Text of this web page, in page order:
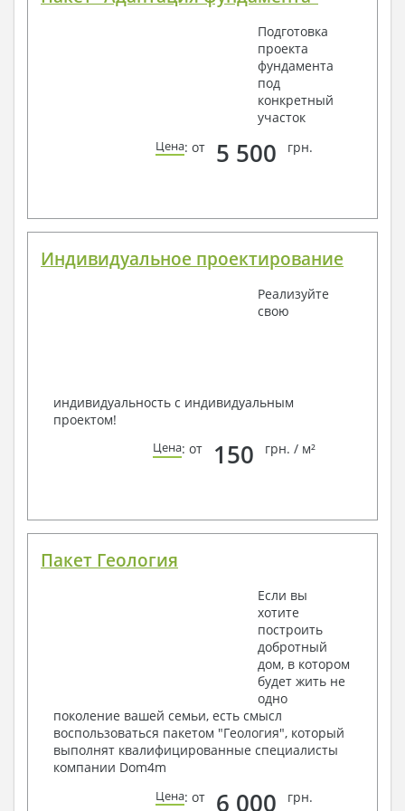
Подготовка
проекта
фундамента
под
конкретный
участок
Цена: от 5 500 грн.
Индивидуальное проектирование
Реализуйте
свою
индивидуальность с индивидуальным
проектом!
Цена: от 150 грн. / м²
Пакет Геология
Если вы
хотите
построить
добротный
дом, в котором
будет жить не
одно
поколение вашей семьи, есть смысл
воспользоваться пакетом "Геология", который
выполнят квалифицированные специалисты
компании Dom4m
Цена: от 6 000 грн.